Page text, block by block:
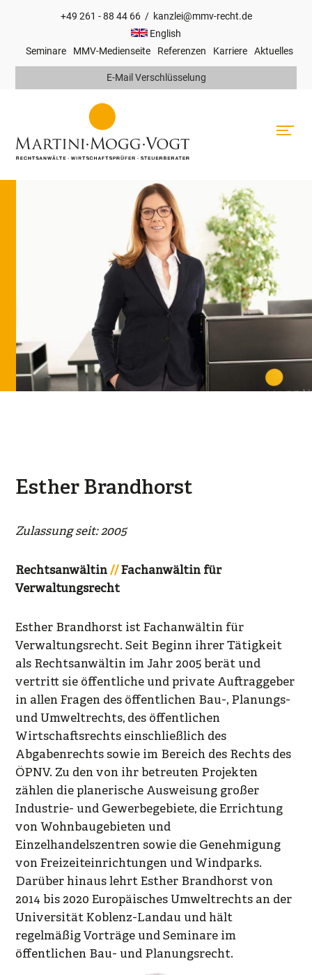
E-Mail Verschlüsselung
+49 261 - 88 44 66/ kanzlei@mmv-recht.de
English
Top
Seminare MMV-Medienseite Referenzen Karriere Aktuelles
Hauptnavigation
Esther Brandhorst
Zulassung seit: 2005
Rechtsanwältin
Fachanwältin für
Verwaltungsrecht
Esther Brandhorst ist Fachanwältin für
Verwaltungsrecht. Seit Beginn ihrer Tätigkeit
als Rechtsanwältin im Jahr 2005 berät und
vertritt sie öffentliche und private Auftraggeber
in allen Fragen des öffentlichen Bau-, Planungs-
und Umweltrechts, des öffentlichen
Wirtschaftsrechts einschließlich des
Abgabenrechts sowie im Bereich des Rechts des
ÖPNV. Zu den von ihr betreuten Projekten
zählen die planerische Ausweisung großer
Industrie- und Gewerbegebiete, die Errichtung
von Wohnbaugebieten und
Einzelhandelszentren sowie die Genehmigung
von Freizeiteinrichtungen und Windparks.
Darüber hinaus lehrt Esther Brandhorst von
2014 bis 2020 Europäisches Umweltrechts an der
Universität Koblenz-Landau und hält
regelmäßig Vorträge und Seminare im
öffentlichen Bau- und Planungsrecht.